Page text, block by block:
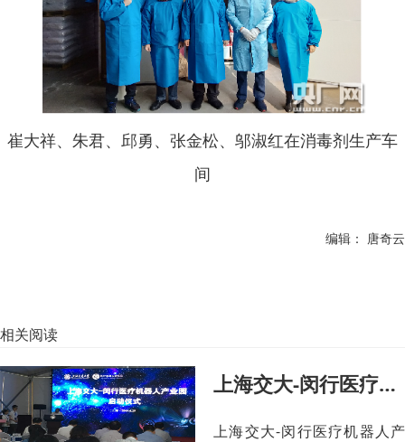
崔大祥、朱君、邱勇、张金松、邬淑红在消毒剂生产车
间
编辑： 唐奇云
相关阅读
上海交大-闵行医疗机器人产业园启动成立
上海交大-闵行医疗机器人产